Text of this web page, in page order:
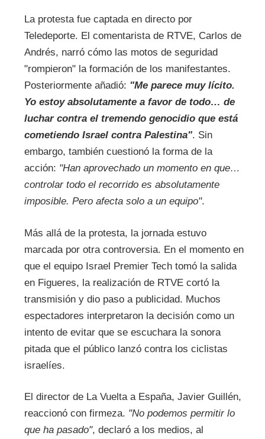
La protesta fue captada en directo por
Teledeporte. El comentarista de RTVE, Carlos de
Andrés, narró cómo las motos de seguridad
"rompieron" la formación de los manifestantes.
Posteriormente añadió: "Me parece muy lícito.
Yo estoy absolutamente a favor de todo… de
luchar contra el tremendo genocidio que está
cometiendo Israel contra Palestina". Sin
embargo, también cuestionó la forma de la
acción: "Han aprovechado un momento en que…
controlar todo el recorrido es absolutamente
imposible. Pero afecta solo a un equipo".
Más allá de la protesta, la jornada estuvo
marcada por otra controversia. En el momento en
que el equipo Israel Premier Tech tomó la salida
en Figueres, la realización de RTVE cortó la
transmisión y dio paso a publicidad. Muchos
espectadores interpretaron la decisión como un
intento de evitar que se escuchara la sonora
pitada que el público lanzó contra los ciclistas
israelíes.
El director de La Vuelta a España, Javier Guillén,
reaccionó con firmeza. "No podemos permitir lo
que ha pasado", declaró a los medios, al